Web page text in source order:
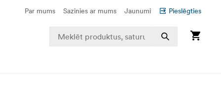
Par mums Sazinies ar mums Jaunumi Pieslēgties